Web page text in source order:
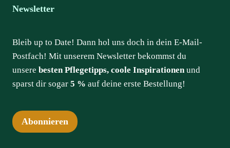
Newsletter
Bleib up to Date! Dann hol uns doch in dein E-Mail-
Postfach! Mit unserem Newsletter bekommst du
unsere besten Pflegetipps, coole Inspirationenund
sparst dir sogar 5 % auf deine erste Bestellung!
Abonnieren